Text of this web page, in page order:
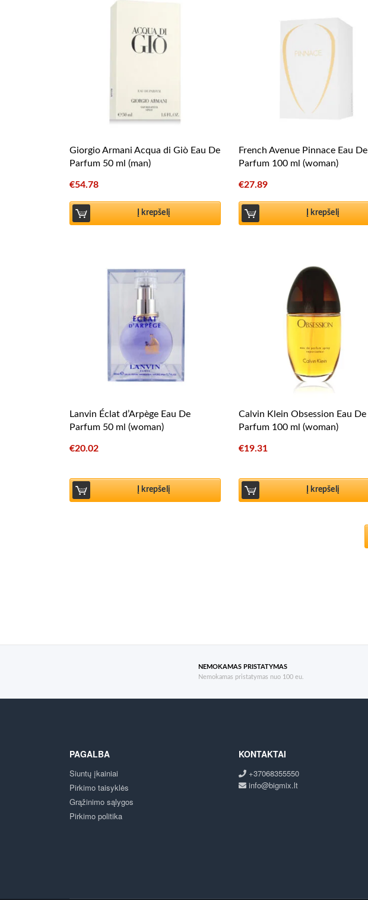
Giorgio Armani Acqua di Giò Eau De
Parfum 50 ml (man)
€54.78
Į krepšelį
French Avenue Pinnace Eau De
Parfum 100 ml (woman)
€27.89
Į krepšelį
Lanvin Éclat d’Arpège Eau De
Parfum 50 ml (woman)
€20.02
Į krepšelį
Calvin Klein Obsession Eau De
Parfum 100 ml (woman)
€19.31
Į krepšelį
NEMOKAMAS PRISTATYMAS
Nemokamas pristatymas nuo 100 eu.
PAGALBA
Siuntų įkainiai
Pirkimo taisyklės
Grąžinimo sąlygos
Pirkimo politika
KONTAKTAI
+37068355550
info@bigmix.lt